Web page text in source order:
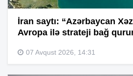
İran saytı: “Azərbaycan
Avropa ilə strateji bağ
07 Avqust 2026, 14:31